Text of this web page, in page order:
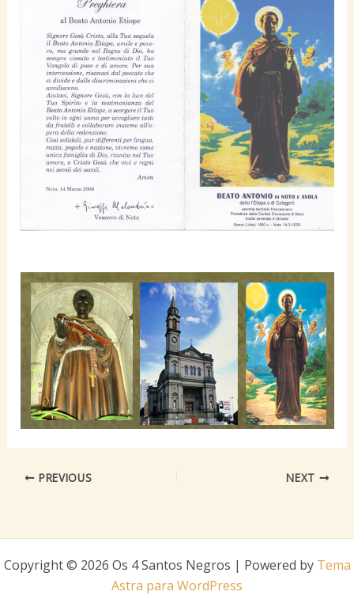
PREVIOUS NEXT
Copyright © 2026 Os 4 Santos Negros | Powered by Tema
Astra para WordPress